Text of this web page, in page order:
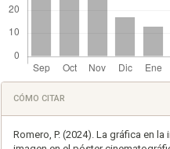
Detalles
del
artículo
CÓMO CITAR
Romero, P. (2024). La gráfica en